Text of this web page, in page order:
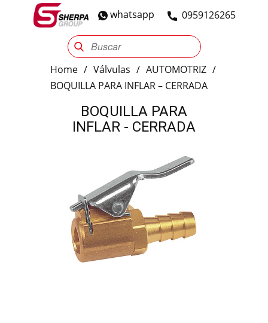
​0959126265
whatsapp
Sherpa Group Reencauche Automotriz
Home / Válvulas / AUTOMOTRIZ /
BOQUILLA PARA INFLAR – CERRADA
BOQUILLA PARA
INFLAR - CERRADA